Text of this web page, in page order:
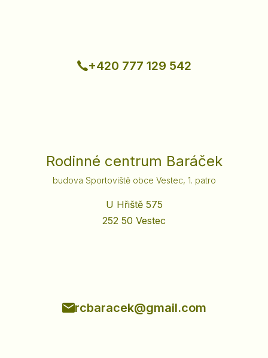
+420 777 129 542
Rodinné centrum Baráček
budova Sportoviště obce Vestec, 1. patro
U Hřiště 575
252 50 Vestec
rcbaracek@gmail.com